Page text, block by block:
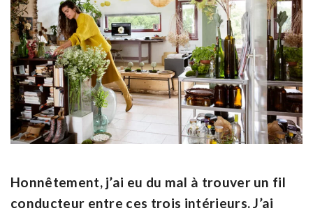
Honnêtement, j’ai eu du mal à trouver un fil
conducteur entre ces trois intérieurs. J’ai